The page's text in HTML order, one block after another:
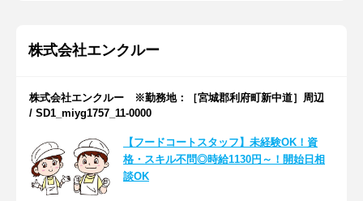
株式会社エンクルー
株式会社エンクルー ※勤務地：［宮城郡利府町新中道］周辺
/ SD1_miyg1757_11-0000
【フードコートスタッフ】未経験OK！資
格・スキル不問◎時給1130円～！開始日相
談OK